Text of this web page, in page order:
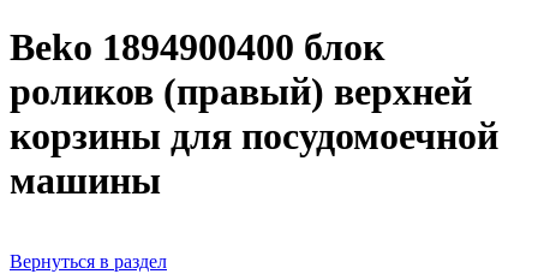
Beko 1894900400 блок
роликов (правый) верхней
корзины для посудомоечной
машины
Вернуться в раздел